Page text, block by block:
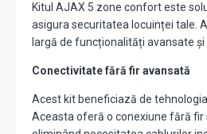
Kitul AJAX 5 zone confort este
asigura securitatea locuinței tale.
largă de funcționalități avansate
Conectivitate fără fir avansată
Acest kit beneficiază de
Aceasta oferă o conexiune fără fir